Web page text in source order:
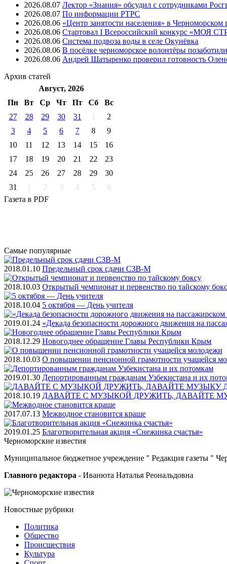
2026.08.07 Лектор «Знания» обсудил с сотрудниками
2026.08.07 ⁠По информации РТРС
2026.08.06 «Центр занятости населения» в
2026.08.06 Стартовал I Всероссийский конкурс «МОЯ
2026.08.06 Система подвоза воды в селе Окунёвка
2026.08.06 В посёлке черноморское волонтёры
2026.08.06 Андрей Шатыренко проверил готовность
Архив статей
Август, 2026
Пн
Вт Ср Чт Пт Cб
Вс
27
28 29 30 31 1
2
3
4 5 6 7 8
9
10
11 12 13 14 15
16
17
18 19 20 21 22
23
24
25 26 27 28 29
30
31
1 2 3 4 5
6
Газета в PDF
Самые популярные
2018.01.10 Предельный срок сдачи СЗВ-М
2018.10.03 Открытый чемпионат и первенство по тайскому
2018.10.04 5 октября — День учителя
2019.01.24 «Декада безопасности дорожного движения на
2018.12.29 Новогоднее обращение Главы Республики Крым
2018.10.03 О повышении пенсионной грамотности учащейся
2019.01.30 Депортированным гражданам Узбекистана и их
2018.10.19 ДАВАЙТЕ С МУЗЫКОЙ ДРУЖИТЬ, ДАВАЙТЕ
2017.07.13 Межводное становится краше
2019.01.25 Благотворительная акция «Снежинка счастья»
Черноморские известия
Муниципальное бюджетное учреждение " Редакция газеты "
Главного редактора - Иванюта Наталья Реональдовна
Новостные рубрики
Политика
Общество
Проиcшествия
Культура